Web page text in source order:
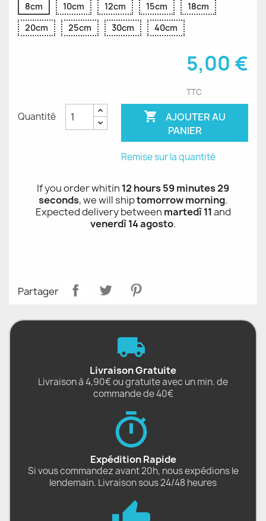
8cm 10cm 12cm 15cm
18cm
20cm
25cm 30cm 40cm
5,00 €
TTC
Quantité 
AJOUTER AU
PANIER
Remise sur la quantité
If you order whitin 12 hours 59 minutes 28
seconds, we will shiptomorrow morning.
Expected delivery between martedì 11and
venerdì 14 agosto.
Partager
Livraison Gratuite
Livraison à 4,90€ ou gratuite avec un min. de
commande de 40€
Expédition Rapide
Si vous commandez avant 20h, nous expédions le
lendemain. Livraison sous 24/48 heures